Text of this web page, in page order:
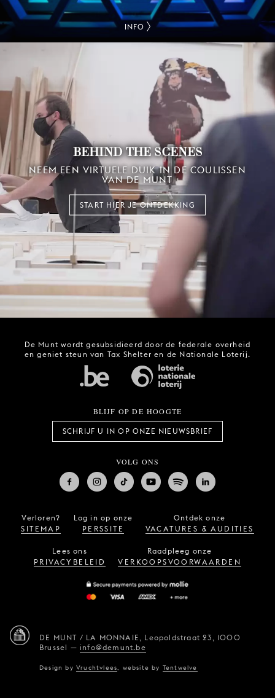
INFO
BEHIND THE SCENES
NEEM EEN VIRTUELE DUIK IN DE COULISSEN
VAN DE MUNT
START HIER JE ONTDEKKING
De Munt wordt gesubsidieerd door de federale overheid
en geniet steun van Tax Shelter en de Nationale Loterij.
BLIJF OP DE HOOGTE
SCHRIJF U IN OP ONZE NIEUWSBRIEF
VOLG ONS
Verloren?
SITEMAP
Log in op onze
PERSSITE
Ontdek onze
VACATURES & AUDITIES
Lees ons
PRIVACYBELEID
Raadpleeg onze
VERKOOPSVOORWAARDEN
DE MUNT / LA MONNAIE, Leopoldstraat 23, 1000
Brussel —info@demunt.be
Design byVruchtvlees website by Tentwelve